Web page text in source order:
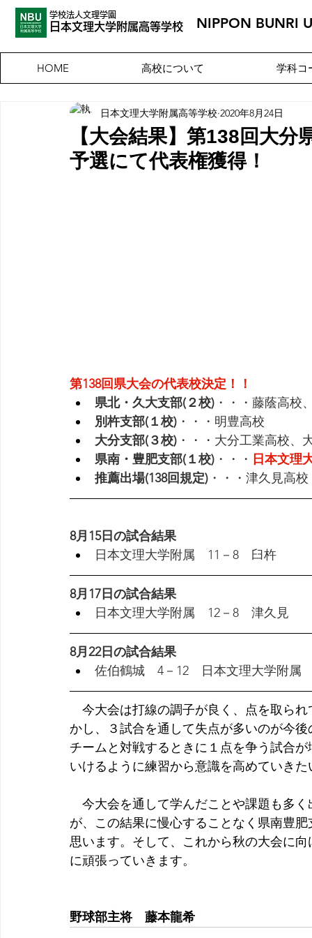
学校法人文理学園
​日本文理大学附属高等学校 NIPPON BUNRI
HOME 高校について 学科コ
【大会結果】第138回大
予選にて代表権獲得！
日本文理大学附属高等学校 2020年8月24日
第138回県大会の代表校決定！！
県北・久大支部(２校) ・・・藤蔭高校
別杵支部(１校) ・・・明豊高校
大分支部(３校) ・・・大分工業高校、
県南・豊肥支部(１校) ・・・ 日本文理
推薦出場(138回規定) ・・・津久見高校
8月15日の試合結果
日本文理大学附属　11－8　臼杵
8月17日の試合結果
日本文理大学附属　12－8　津久見
8月22日の試合結果
佐伯鶴城　4－12　日本文理大学附属
今大会は打線の調子が良く、点を取ら
かし、３試合を通して失点が多いのが今
チームと対戦するときに１点を争う試合
いけるように練習から意識を高めていきた
今大会を通して学んだことや課題も多
が、この結果に慢心することなく県南豊
思います。そして、これから秋の大会に
に頑張っていきます。
野球部主将　藤本龍希